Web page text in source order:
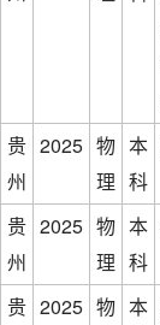
贵
州
2025 物
理
本
科
贵
州
2025 物
理
本
科
贵 2025 物 本